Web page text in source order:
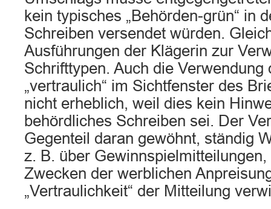
kein typisches „Behörden-grün“ in
Schreiben versendet würden.
Ausführungen der Klägerin zur
Schrifttypen. Auch die Verwendung
„vertraulich“ im Sichtfenster des
nicht erheblich, weil dies kein
behördliches Schreiben sei. Der
Gegenteil daran gewöhnt, ständig
z. B. über
Zwecken der werblichen
„Vertraulichkeit“ der Mitteilung